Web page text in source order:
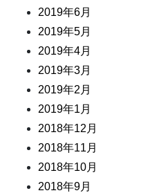
2019年6月
2019年5月
2019年4月
2019年3月
2019年2月
2019年1月
2018年12月
2018年11月
2018年10月
2018年9月